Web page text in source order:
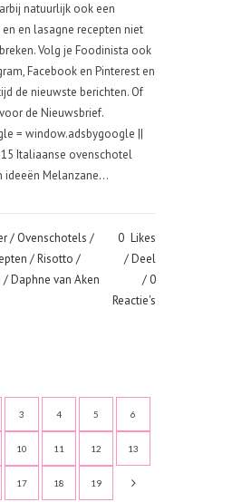
natuurlijk ook een
en lasagne recepten niet
Volg je Foodinista ook
Facebook en Pinterest en
de nieuwste berichten. Of
de Nieuwsbrief.
= window.adsbygoogle ||
Italiaanse ovenschotel
ideeën Melanzane...
/ Ovenschotels /
/Risotto /
/ Daphne van Aken
0 Likes
Deel
0
Reactie's
3 4 5 6
10 11 12 13
17 18 19